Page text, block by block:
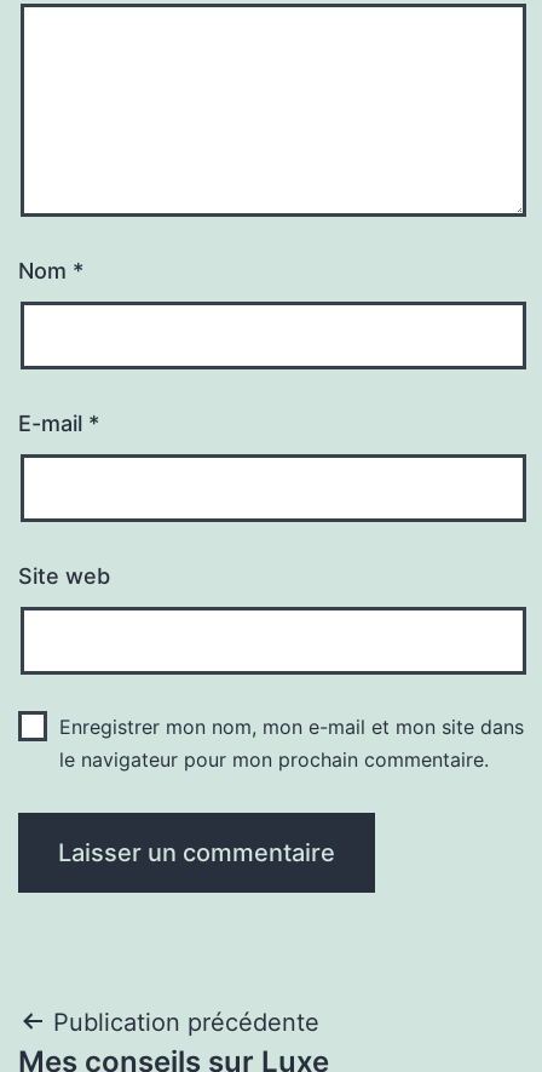
Nom *
E-mail *
Site web
Enregistrer mon nom, mon e-mail et mon site dans
le navigateur pour mon prochain commentaire.
Navigation
Publication précédente
Mes conseils sur Luxe